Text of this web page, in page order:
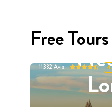
Free
11332 Avis